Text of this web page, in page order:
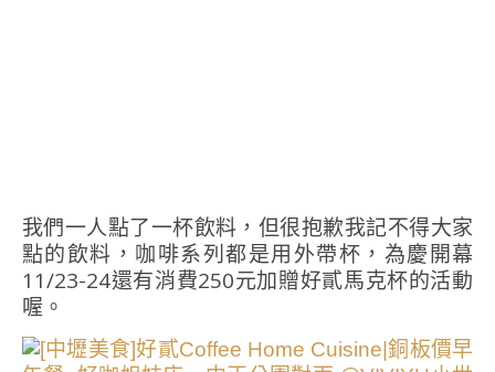
我們一人點了一杯飲料，但很抱歉我記不得大家
點的飲料，咖啡系列都是用外帶杯，為慶開幕
11/23-24還有消費250元加贈好貳馬克杯的活動
喔。